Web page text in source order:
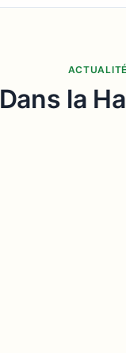
Dans la